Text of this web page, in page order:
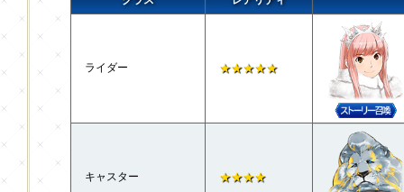
ライダー ★★★★★
キャスター ★★★★